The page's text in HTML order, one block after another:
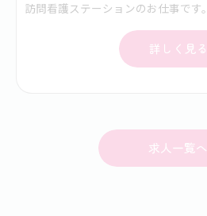
詳しく見る
求人一覧へ